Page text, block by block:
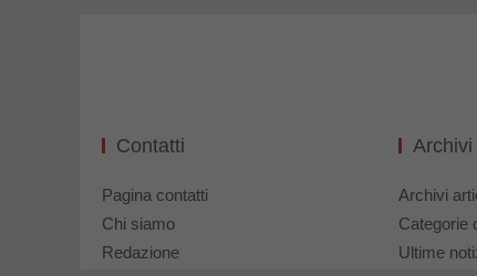
Contatti
Pagina contatti
Chi siamo
Redazione
Archivi
Categorie
Ultime